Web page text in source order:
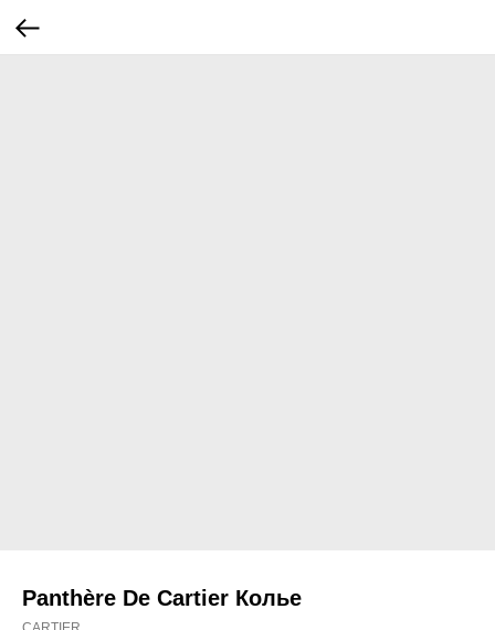
Panthère De Cartier Колье